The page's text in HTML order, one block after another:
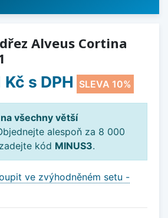
Alveus Cortina
Kč s DPH SLEVA 10%
všechny větší
alespoň za 8 000
kód MINUS3.
ve zvýhodněném setu -